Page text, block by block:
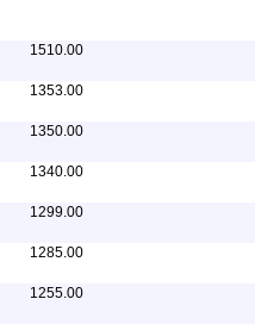
1510.00
1353.00
1350.00
1340.00
1299.00
1285.00
1255.00